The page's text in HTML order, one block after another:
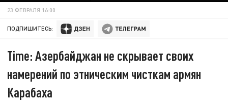
23 ФЕВРАЛЯ 16:00
ПОДПИШИТЕСЬ:
Time: Азербайджан не скрывает своих
намерений по этническим чисткам армян
Карабаха